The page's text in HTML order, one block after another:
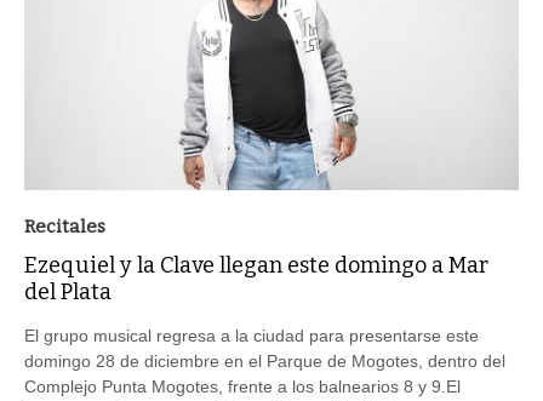
Ezequiel y la Clave llegan este domingo a Mar
del Plata
domingo 28 de diciembre en el Parque de Mogotes, dentro del
Complejo Punta Mogotes, frente a los balnearios 8 y 9.El
ingreso será con consumición mínima obligatoria para mayores